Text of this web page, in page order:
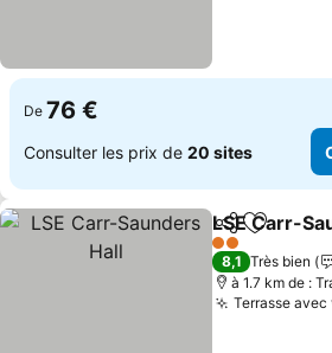
De 76 €
Consulter les prix de 20 sites
PartagerAjouter
LSE Carr-
2 Étoiles
8,1 Très bien
à 1.7 km de :
Terrasse